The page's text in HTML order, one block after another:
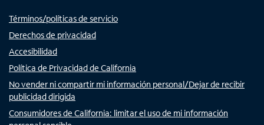
Términos/políticas de servicio
Derechos de privacidad
Accesibilidad
Política de Privacidad de California
No vender ni compartir mi información personal/Dejar de recibir
publicidad dirigida
Consumidores de California: limitar el uso de mi información